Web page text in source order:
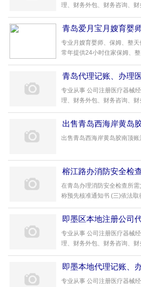
理、财务外包、财务咨询、
青岛爱月宝月嫂育婴
专业月嫂育婴师、保姆、整
常年提供24小时住家保姆、
青岛代理记账、办理
专业从事 公司注册医疗器械
理、财务外包、财务咨询、
出售青岛西海岸黄岛
出售青岛西海岸黄岛胶南顶
榕江路办消防安全检
在青岛办理消防安全检查所
称预先核准通知书 (三)依法
即墨区本地注册公司
专业从事 公司注册医疗器械
理、财务外包、财务咨询、
即墨本地代理记账、
专业从事 公司注册医疗器械